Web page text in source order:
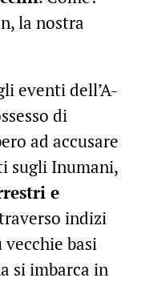
la nostra
eventi dell’A-
di
ad accusare
sugli Inumani,
e
indizi
basi
si imbarca in